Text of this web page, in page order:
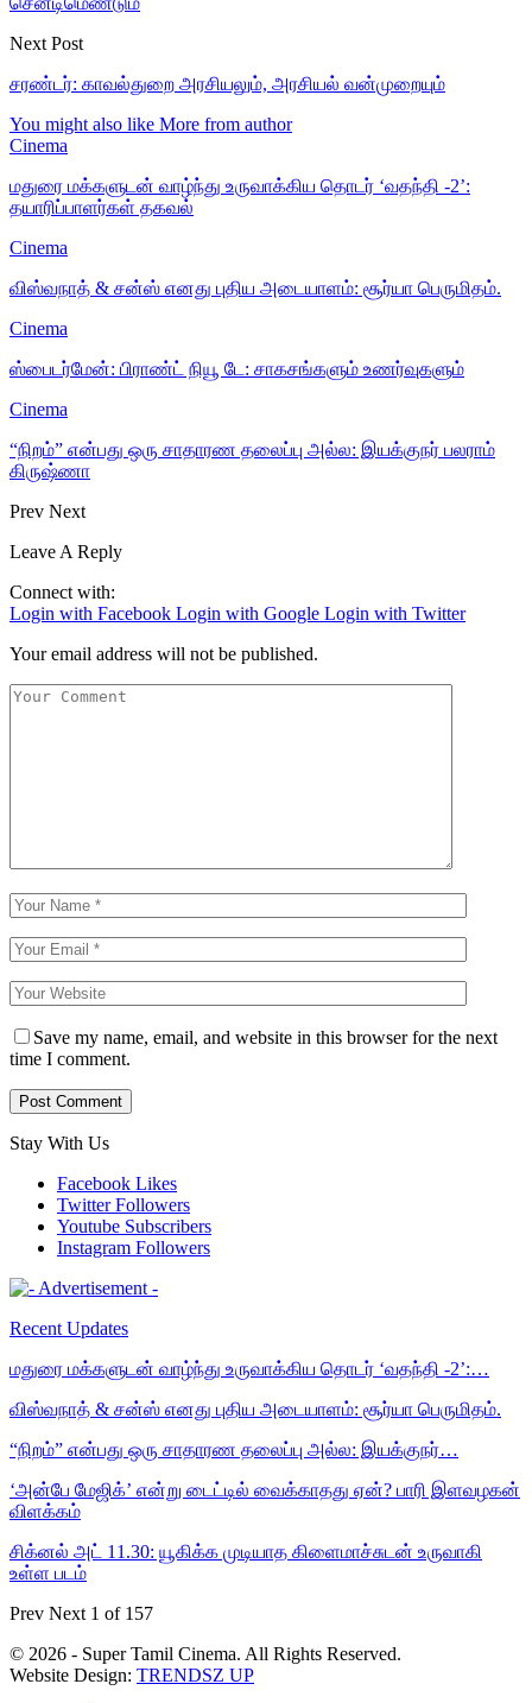
Next Post
சரண்டர்: காவல்துறை அரசியலும், அரசியல் வன்முறையும்
You might also like More from author
Cinema
மதுரை மக்களுடன் வாழ்ந்து உருவாக்கிய தொடர் ‘வதந்தி -2’:
தயாரிப்பாளர்கள் தகவல்
Cinema
விஸ்வநாத் & சன்ஸ் எனது புதிய அடையாளம்: சூர்யா பெருமிதம்.
Cinema
ஸ்பைடர்மேன்: பிராண்ட் நியூ டே: சாகசங்களும் உணர்வுகளும்
Cinema
“நிறம்” என்பது ஒரு சாதாரண தலைப்பு அல்ல: இயக்குநர் பலராம்
கிருஷ்ணா
Prev Next
Leave A Reply
Connect with:
Login with Facebook Login with Google Login with Twitter
Your email address will not be published.
Save my name, email, and website in this browser for the next
time I comment.
Stay With Us
Facebook Likes
Twitter Followers
Youtube Subscribers
Instagram Followers
Recent Updates
மதுரை மக்களுடன் வாழ்ந்து உருவாக்கிய தொடர் ‘வதந்தி -2’:…
விஸ்வநாத் & சன்ஸ் எனது புதிய அடையாளம்: சூர்யா பெருமிதம்.
“நிறம்” என்பது ஒரு சாதாரண தலைப்பு அல்ல: இயக்குநர்…
‘அன்பே மேஜிக்’ என்று டைட்டில் வைக்காதது ஏன்? பாரி இளவழகன்
விளக்கம்
சிக்னல் அட் 11.30: யூகிக்க முடியாத கிளைமாச்சுடன் உருவாகி
உள்ள படம்
Prev Next 1 of 157
© 2026 - Super Tamil Cinema. All Rights Reserved.
Website Design: TRENDSZ UP